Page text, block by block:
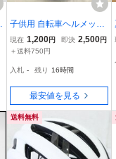
子供用 自転車ヘルメット
パープル チェック柄 キッ
ズ ジュニア OGK Kabuto
現在 1,200円 即決 2,500円
＋送料750円
入札 - 残り 16時間
最安値を見る
送料無料